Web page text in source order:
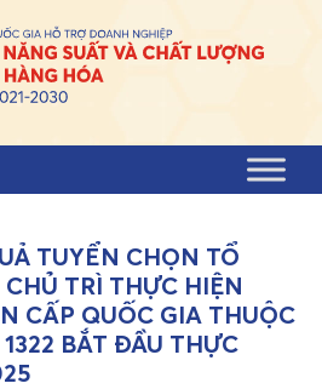
TUYỂN CHỌN TỔ
TRÌ THỰC HIỆN
CẤP QUỐC GIA THUỘC
BẮT ĐẦU THỰC